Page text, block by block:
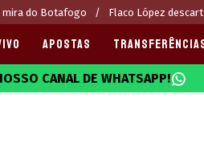
mira do Botafogo Flaco López
APOSTAS
CANAL DE WHATSAPP!